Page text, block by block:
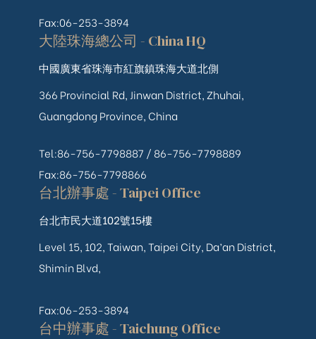
Fax:06-253-3894
大陸珠海總公司 - China HQ
中國廣東省珠海市紅旗鎮珠海大道北側
366 Provincial Rd, Jinwan District, Zhuhai,
Guangdong Province, China
Tel:86-756-7798887 / 86-756-7798889
Fax:86-756-7798866
台北辦事處 - Taipei Office
台北市民大道102號15樓
Level 15, 102, Taiwan, Taipei City, Da’an District,
Shimin Blvd,
Fax:06-253-3894
台中辦事處 - Taichung Office